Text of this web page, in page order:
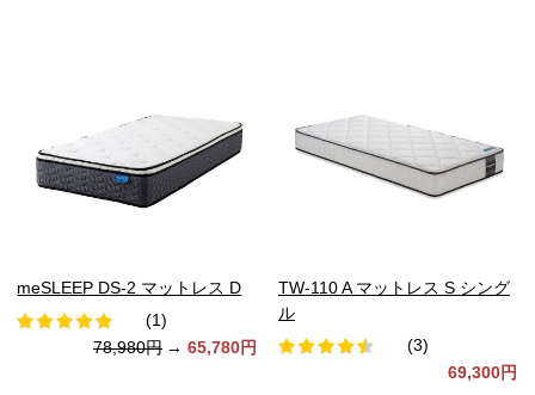
meSLEEP DS-2 マットレス D
(1)
78,980円 → 65,780円
TW-110 A マットレス S シング
ル
(3)
69,300円